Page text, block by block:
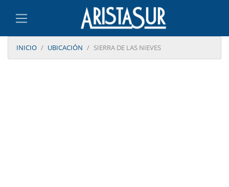
INICIO UBICACIÓN SIERRA DE LAS NIEVES